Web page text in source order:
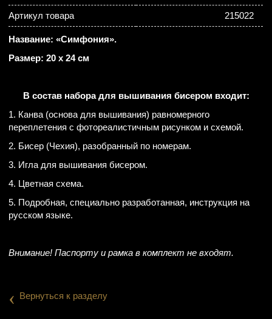
Артикул товара 215022
Название: «Симфония».
Размер: 20 х 24 см
В состав набора для вышивания бисером входит:
1. Канва (основа для вышивания) равномерного
переплетения с фотореалистичным рисунком и схемой.
2. Бисер (Чехия), разобранный по номерам.
3. Игла для вышивания бисером.
4. Цветная схема.
5. Подробная, специально разработанная, инструкция на
русском языке.
Внимание! Паспорту и рамка в комплект не входят.
‹ Вернуться к разделу